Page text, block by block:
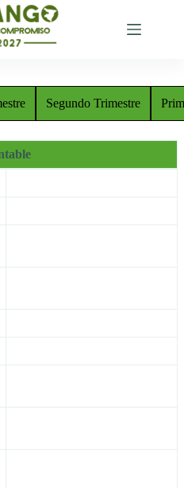
Segundo Trimestre